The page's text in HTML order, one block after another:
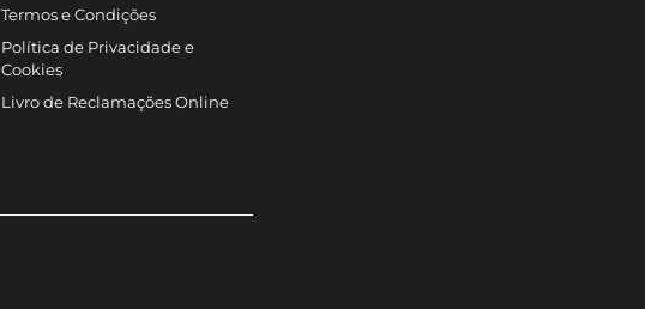
Termos e Condições
Política de Privacidade e
Cookies
Livro de Reclamações Online